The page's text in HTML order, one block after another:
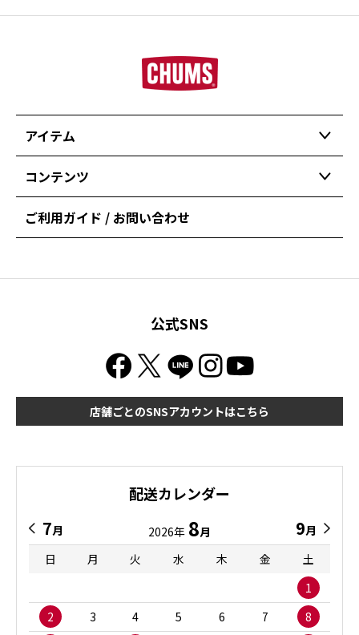
アイテム
コンテンツ
ご利用ガイド / お問い合わせ
公式SNS
店舗ごとのSNSアカウントはこちら
配送カレンダー
7月 2026年 8月 9月
日
月 火 水 木 金
土
1
2
3 4 5 6 7 8